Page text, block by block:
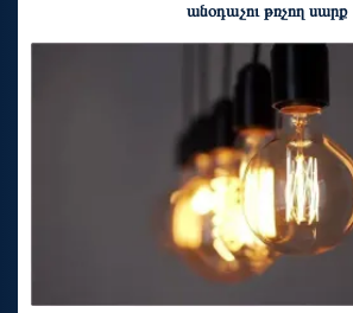
անօդաչու թռչող սարք